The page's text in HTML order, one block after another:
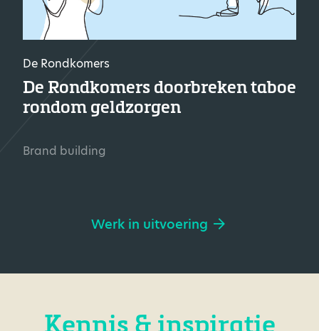
De Rondkomers
De Rondkomers doorbreken taboe
rondom geldzorgen
Brand building
Werk in uitvoering
Kennis & inspiratie